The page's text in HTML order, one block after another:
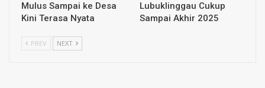
Mulus Sampai ke Desa
Kini Terasa Nyata
Lubuklinggau Cukup
Sampai Akhir 2025
PREV NEXT